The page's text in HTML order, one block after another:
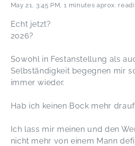
May 21 3:45 PM 1 minutes aprox.
Echt jetzt?
2026?
Sowohl in Festanstellung als
Selbständigkeit begegnen mir
immer wieder.
Hab ich keinen Bock mehr
Ich lass mir meinen und den
nicht mehr von einem Mann